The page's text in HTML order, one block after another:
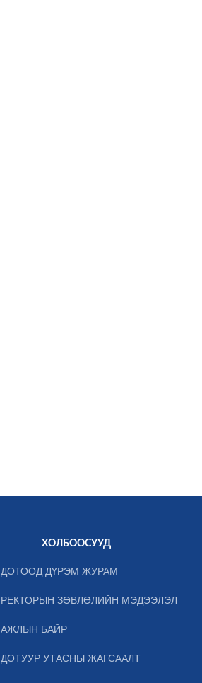
ХОЛБООСУУД
ДОТООД ДҮРЭМ ЖУРАМ
РЕКТОРЫН ЗӨВЛӨЛИЙН МЭДЭЭЛЭЛ
АЖЛЫН БАЙР
ДОТУУР УТАСНЫ ЖАГСААЛТ